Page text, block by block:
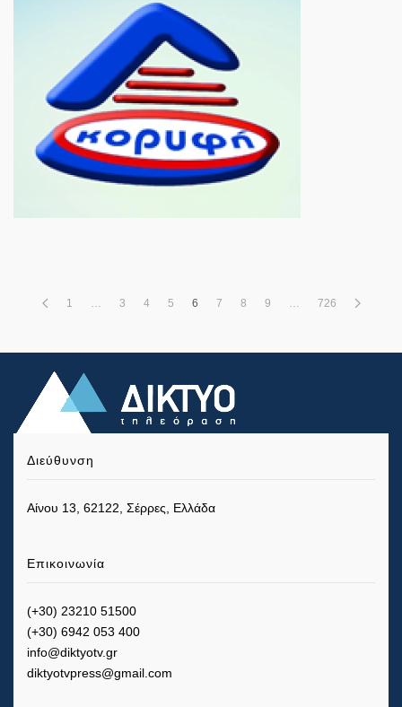
1 3 4 5 6 7 8 9 726
Διεύθυνση
Αίνου 13, 62122, Σέρρες, Ελλάδα
Επικοινωνία
(+30) 23210 51500
(+30) 6942 053 400
info@diktyotv.gr
diktyotvpress@gmail.com